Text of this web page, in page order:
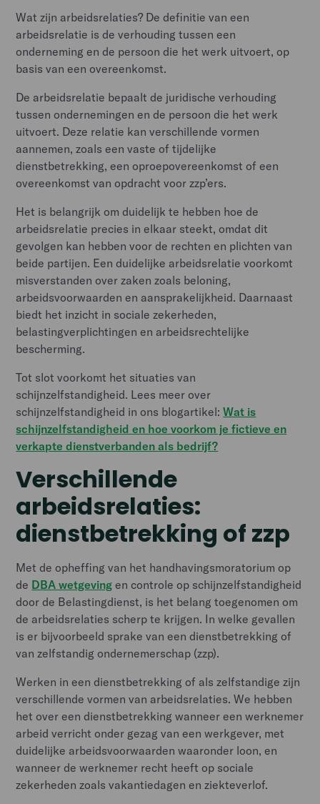
Wat zijn arbeidsrelaties? De definitie van een
arbeidsrelatie is de verhouding tussen een
onderneming en de persoon die het werk uitvoert, op
basis van een overeenkomst.
De arbeidsrelatie bepaalt de juridische verhouding
tussen ondernemingen en de persoon die het werk
uitvoert. Deze relatie kan verschillende vormen
aannemen, zoals een vaste of tijdelijke
dienstbetrekking, een oproepovereenkomst of een
overeenkomst van opdracht voor zzp’ers.
Het is belangrijk om duidelijk te hebben hoe de
arbeidsrelatie precies in elkaar steekt, omdat dit
gevolgen kan hebben voor de rechten en plichten van
beide partijen. Een duidelijke arbeidsrelatie voorkomt
misverstanden over zaken zoals beloning,
arbeidsvoorwaarden en aansprakelijkheid. Daarnaast
biedt het inzicht in sociale zekerheden,
belastingverplichtingen en arbeidsrechtelijke
bescherming.
Tot slot voorkomt het situaties van
schijnzelfstandigheid. Lees meer over
schijnzelfstandigheid in ons blogartikel:Wat is
schijnzelfstandigheid en hoe voorkom je fictieve en
verkapte dienstverbanden als bedrijf?
Verschillende
arbeidsrelaties:
dienstbetrekking of zzp
Met de opheffing van het handhavingsmoratorium op
de DBA wetgeving en controle op schijnzelfstandigheid
door de Belastingdienst, is het belang toegenomen om
de arbeidsrelaties scherp te krijgen. In welke gevallen
is er bijvoorbeeld sprake van een dienstbetrekking of
van zelfstandig ondernemerschap (zzp).
Werken in een dienstbetrekking of als zelfstandige zijn
verschillende vormen van arbeidsrelaties. We hebben
het over een dienstbetrekking wanneer een werknemer
arbeid verricht onder gezag van een werkgever, met
duidelijke arbeidsvoorwaarden waaronder loon, en
wanneer de werknemer recht heeft op sociale
zekerheden zoals vakantiedagen en ziekteverlof.